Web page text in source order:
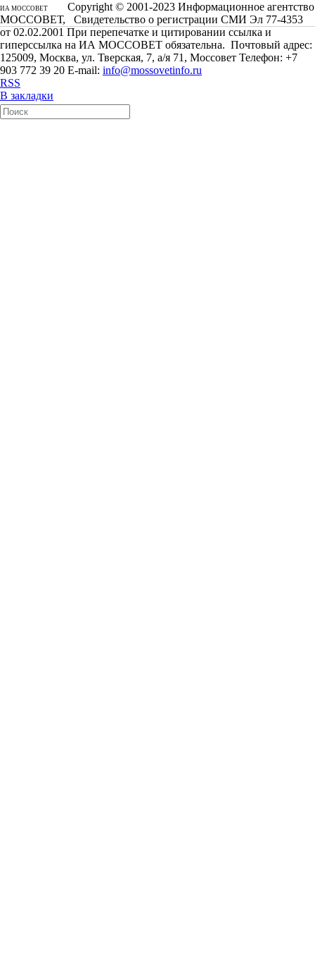
ИА МОССОВЕТ
Copyright © 2001-2023 Информационное агентство
МОССОВЕТ, Свидетельство о регистрации СМИ Эл 77-4353
от 02.02.2001 При перепечатке и цитировании ссылка и
гиперссылка на ИА МОССОВЕТ обязательна. Почтовый адрес:
125009, Москва, ул. Тверская, 7, а/я 71, Моссовет Телефон: +7
903 772 39 20 E-mail: info@mossovetinfo.ru
RSS
В закладки